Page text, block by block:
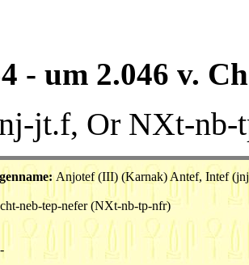
- um 2.046 v.
jt.f, Or NXt-
Anjotef (III) (Karnak) Antef, Intef (
neb-tep-nefer (NXt-nb-tp-nfr)
-